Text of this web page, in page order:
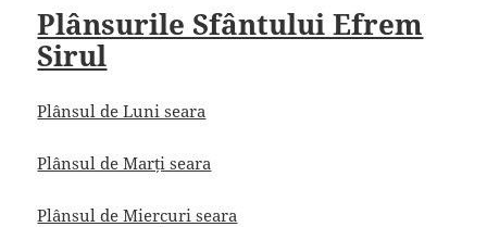
Plânsurile Sfântului Efrem
Sirul
Plânsul de Luni seara
Plânsul de Marți seara
Plânsul de Miercuri seara